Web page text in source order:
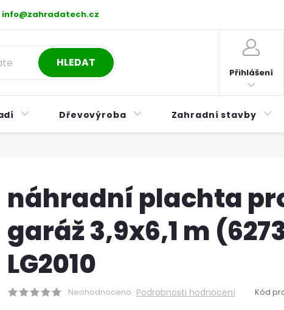
info@zahradatech.cz
řád Postup při nákupu na splátky ESSOX
HLEDAT
Přihlášení
Dřevovýroba Zahradní stavby
náhradní plachta
garáž 3,9x6,1 m
LG2010
Neohodnoceno Podrobnosti hodnocení Kód